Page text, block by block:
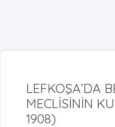
LEFKOŞA’DA
MECLİSİNİN
1908)